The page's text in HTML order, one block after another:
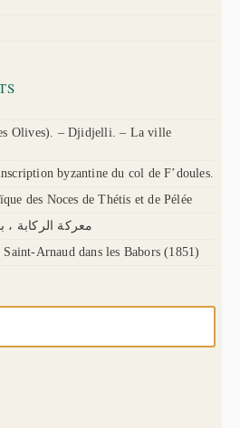
Olives). – Djidjelli. – La ville
byzantine du col de F’doules.
des Noces de Thétis et de Pélée
(1851) معركة
Arnaud dans les Babors (1851)